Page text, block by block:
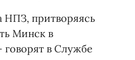
НПЗ, притворяясь
Минск в
в Службе